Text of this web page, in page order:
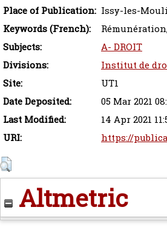
Place of Publication: Issy-les-
Keywords (French):
Subjects:
A- DROIT
Divisions:
Institut de
Site:
UT1
Date Deposited:
05 Mar 2021
Last Modified:
14 Apr 2021
URI:
https://
Altmetric